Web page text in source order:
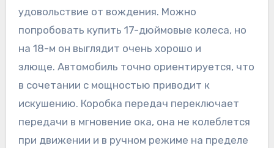
удовольствие от вождения. Можно
попробовать купить 17-дюймовые колеса, но
на 18-м он выглядит очень хорошо и
злюще. Автомобиль точно ориентируется, что
в сочетании с мощностью приводит к
искушению. Коробка передач переключает
передачи в мгновение ока, она не колеблется
при движении и в ручном режиме на пределе